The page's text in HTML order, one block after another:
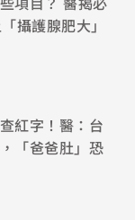
攝護腺肥大」
紅字！醫：台
「爸爸肚」恐